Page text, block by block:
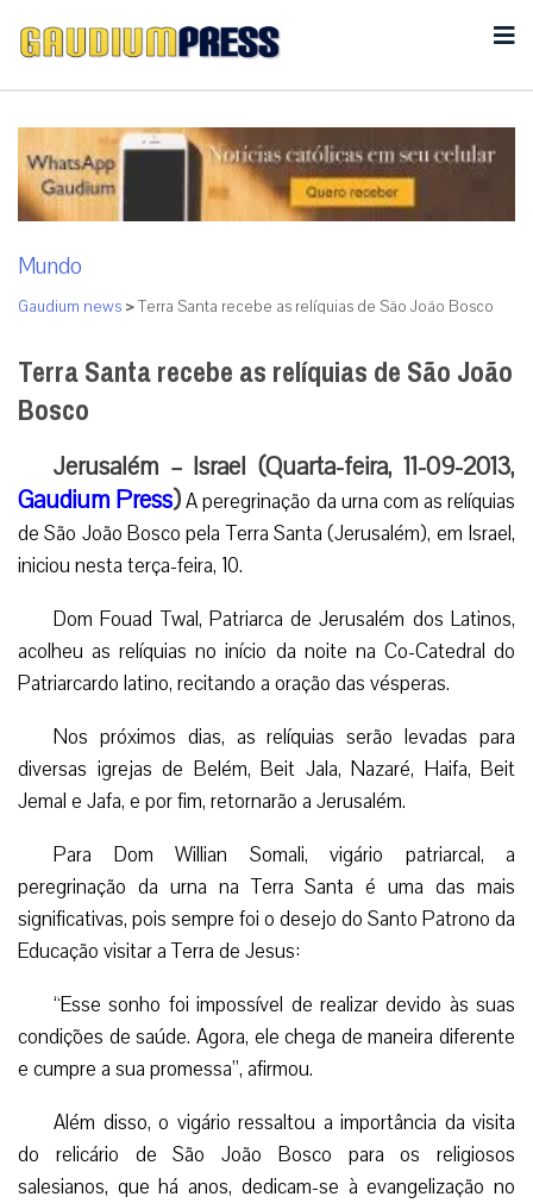
Mundo
Gaudium news >Terra Santa recebe as relíquias de São João Bosco
Terra Santa recebe as relíquias de São João
Bosco
Jerusalém – Israel (Quarta-feira, 11-09-2013,
Gaudium Press)A peregrinação da urna com as relíquias
de São João Bosco pela Terra Santa (Jerusalém), em Israel,
iniciou nesta terça-feira, 10.
Dom Fouad Twal, Patriarca de Jerusalém dos Latinos,
acolheu as relíquias no início da noite na Co-Catedral do
Patriarcardo latino, recitando a oração das vésperas.
Nos próximos dias, as relíquias serão levadas para
diversas igrejas de Belém, Beit Jala, Nazaré, Haifa, Beit
Jemal e Jafa, e por fim, retornarão a Jerusalém.
Para Dom Willian Somali, vigário patriarcal, a
peregrinação da urna na Terra Santa é uma das mais
significativas, pois sempre foi o desejo do Santo Patrono da
Educação visitar a Terra de Jesus:
“Esse sonho foi impossível de realizar devido às suas
condições de saúde. Agora, ele chega de maneira diferente
e cumpre a sua promessa”, afirmou.
Além disso, o vigário ressaltou a importância da visita
do relicário de São João Bosco para os religiosos
salesianos, que há anos, dedicam-se à evangelização no